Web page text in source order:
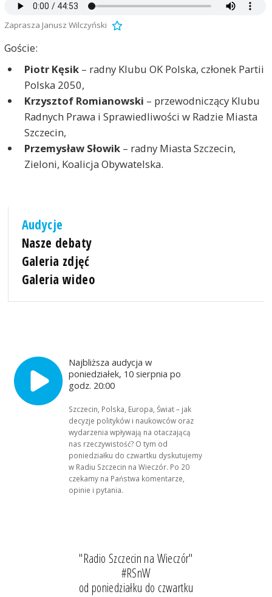
Zaprasza Janusz Wilczyński
Goście:
Piotr Kęsik– radny Klubu OK Polska, członek Partii
Polska 2050,
Krzysztof Romianowski – przewodniczący Klubu
Radnych Prawa i Sprawiedliwości w Radzie Miasta
Szczecin,
Przemysław Słowik– radny Miasta Szczecin,
Zieloni, Koalicja Obywatelska.
Audycje
Nasze debaty
Galeria zdjęć
Galeria wideo
Najbliższa audycja w
poniedziałek, 10 sierpnia po
godz. 20:00
Szczecin, Polska, Europa, Świat – jak
decyzje polityków i naukowców oraz
wydarzenia wpływają na otaczającą
nas rzeczywistość? O tym od
poniedziałku do czwartku dyskutujemy
w Radiu Szczecin na Wieczór. Po 20
czekamy na Państwa komentarze,
opinie i pytania.
"Radio Szczecin na Wieczór"
#RSnW
od poniedziałku do czwartku